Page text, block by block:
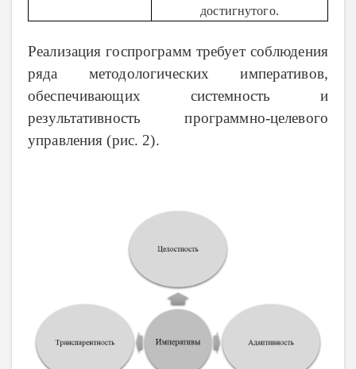
достигнутого.
Реализация госпрограмм требует соблюдения
ряда методологических императивов,
обеспечивающих системность и
результативность программно-целевого
управления (рис. 2).